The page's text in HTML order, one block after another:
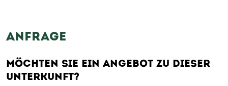
ANFRAGE
MÖCHTEN SIE EIN ANGEBOT ZU DIESER
UNTERKUNFT?